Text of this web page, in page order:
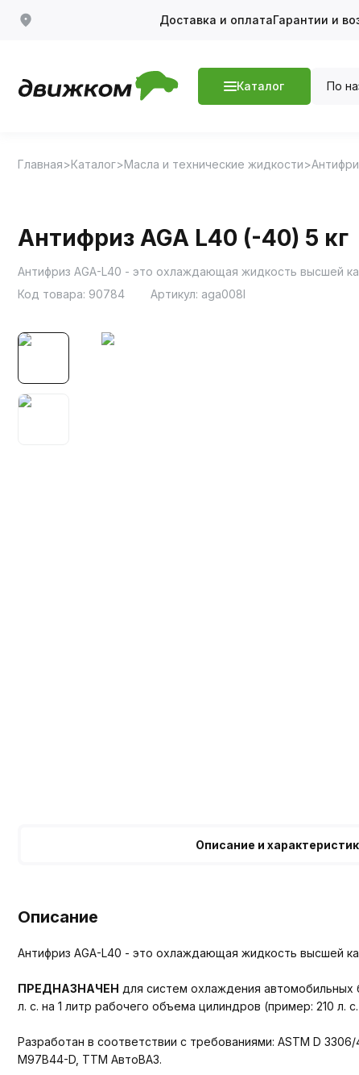
Доставка и оплатаГарантии и
Каталог По
Главная Каталог Масла и технические жидкости
Антифриз AGA L40 (-40) 5 кг
Антифриз AGA-L40 - это охлаждающая жидкость высшей
Код товара: 90784 Артикул: aga008l
Описание и
Описание
Антифриз AGA-L40 - это охлаждающая жидкость высшей
ПРЕДНАЗНАЧЕН для систем охлаждения автомобильных
л. с. на 1 литр рабочего объема цилиндров (пример: 210 л.
Разработан в соответствии с требованиями: ASTM D
M97B44-D, TTM АвтоВАЗ.